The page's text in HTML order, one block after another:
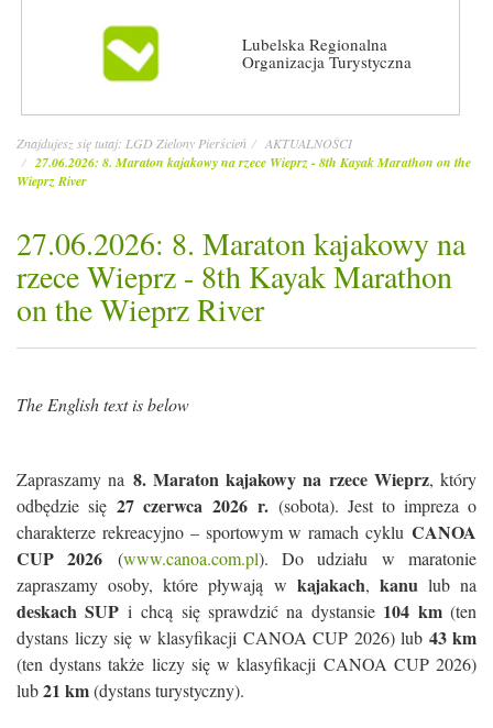
Lubelska Regionalna
Organizacja Turystyczna
Znajdujesz się tutaj: LGD Zielony Pierścień AKTUALNOŚCI
27.06.2026: 8. Maraton kajakowy na rzece Wieprz - 8th Kayak Marathon on the
Wieprz River
27.06.2026: 8. Maraton kajakowy na
rzece Wieprz - 8th Kayak Marathon
on the Wieprz River
The English text is below
Zapraszamy na 8. Maraton kajakowy na rzece Wieprz, który
odbędzie się27 czerwca 2026 r.(sobota). Jest to impreza o
charakterze rekreacyjno – sportowym w ramach cyklu CANOA
CUP 2026 (www.canoa.com.pl). Do udziału w maratonie
zapraszamy osoby, które pływają w kajakach, kanu lub na
deskach SUP i chcą się sprawdzić na dystansie 104 km(ten
dystans liczy się w klasyfikacji CANOA CUP 2026) lub 43 km
(ten dystans także liczy się w klasyfikacji CANOA CUP 2026)
lub21 km(dystans turystyczny).